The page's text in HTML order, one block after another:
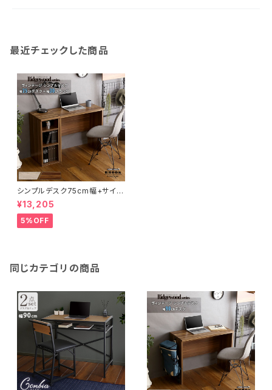
最近チェックした商品
シンプルデスク75cm幅+サイド
ラック30cm幅セット【LULUTE
-ルルテ-】 HT-DSK75SRK
¥13,205
5%OFF
同じカテゴリの商品